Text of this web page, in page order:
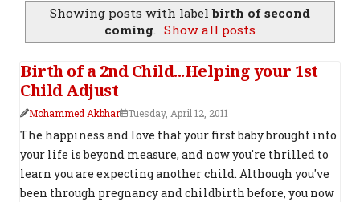
Showing posts with labelbirth of second
coming. Show all posts
Birth of a 2nd Child...Helping your 1st
Child Adjust
Mohammed Akbhar Tuesday, April 12, 2011
The happiness and love that your first baby brought into
your life is beyond measure, and now you're thrilled to
learn you are expecting another child. Although you've
been through pregnancy and childbirth before, you now